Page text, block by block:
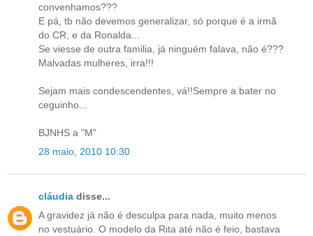
convenhamos???
E pá, tb não devemos generalizar, só porque é a irmã
do CR, e da Ronalda...
Se viesse de outra familia, já ninguém falava, não é???
Malvadas mulheres, irra!!!
Sejam mais condescendentes, vá!!Sempre a bater no
ceguinho...
BJNHS a "M"
28 maio, 2010 10:30
cláudia disse...
A gravidez já não é desculpa para nada, muito menos
no vestuário. O modelo da Rita até não é feio, bastava